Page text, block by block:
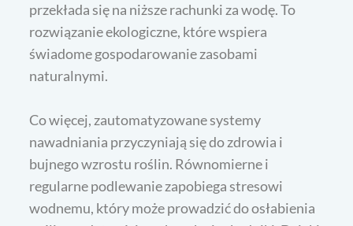
przekłada się na niższe rachunki za wodę. To
rozwiązanie ekologiczne, które wspiera
świadome gospodarowanie zasobami
naturalnymi.
Co więcej, zautomatyzowane systemy
nawadniania przyczyniają się do zdrowia i
bujnego wzrostu roślin. Równomierne i
regularne podlewanie zapobiega stresowi
wodnemu, który może prowadzić do osłabienia